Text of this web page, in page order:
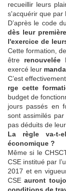
recueillir leurs
s'acquérir que par
D’après le code
dès leur
l'exercice de
Cette formation,
être renouvelée
exercé leur
C’est
rge cette
budget de
jours passés en
sont assimilés
pas déduits de
La règle va-t-
économique ?
Même si le
CSE institué par
2017 et en
CSEauront